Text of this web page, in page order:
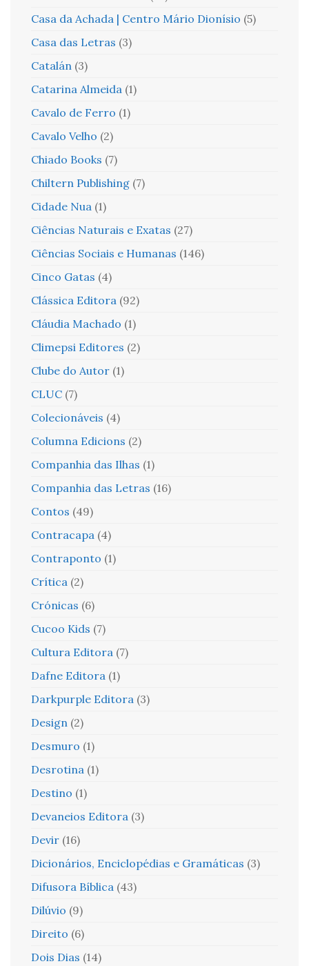
Casa da Achada | Centro Mário Dionísio (5)
Casa das Letras (3)
Catalán (3)
Catarina Almeida (1)
Cavalo de Ferro (1)
Cavalo Velho (2)
Chiado Books (7)
Chiltern Publishing (7)
Cidade Nua (1)
Ciências Naturais e Exatas (27)
Ciências Sociais e Humanas (146)
Cinco Gatas (4)
Clássica Editora (92)
Cláudia Machado (1)
Climepsi Editores (2)
Clube do Autor (1)
CLUC (7)
Colecionáveis (4)
Columna Edicions (2)
Companhia das Ilhas (1)
Companhia das Letras (16)
Contos (49)
Contracapa (4)
Contraponto (1)
Crítica (2)
Crónicas (6)
Cucoo Kids (7)
Cultura Editora (7)
Dafne Editora (1)
Darkpurple Editora (3)
Design (2)
Desmuro (1)
Desrotina (1)
Destino (1)
Devaneios Editora (3)
Devir (16)
Dicionários, Enciclopédias e Gramáticas (3)
Difusora Bíblica (43)
Dilúvio (9)
Direito (6)
Dois Dias (14)